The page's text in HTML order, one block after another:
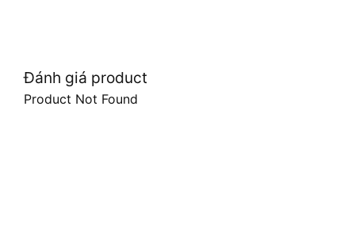
Đánh giá product
Product Not Found